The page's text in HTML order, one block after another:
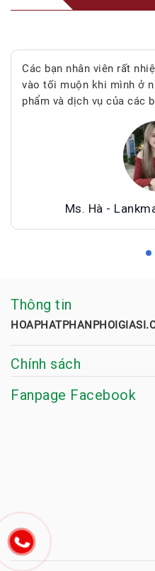
Các bạn nhân viên rất
vào tối muộn khi mình ở
phẩm và dịch vụ của các
Ms. Hà -
Thông tin
Chính sách
Fanpage Facebook